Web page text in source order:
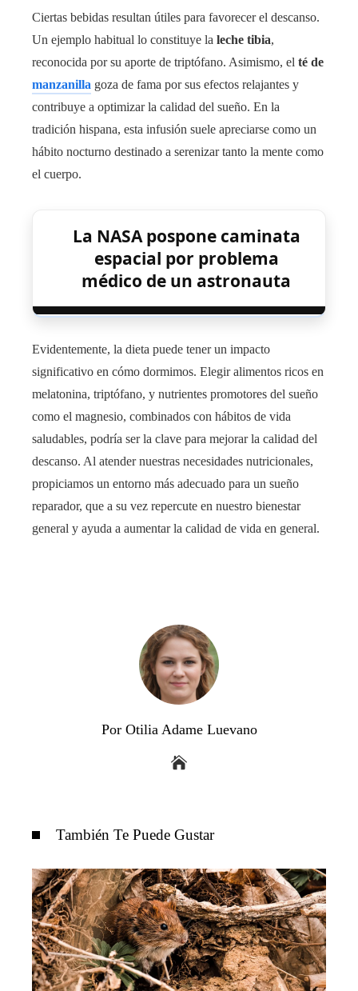
Ciertas bebidas resultan útiles para favorecer el descanso.
Un ejemplo habitual lo constituye la leche tibia,
reconocida por su aporte de triptófano. Asimismo, el té de
manzanilla goza de fama por sus efectos relajantes y
contribuye a optimizar la calidad del sueño. En la
tradición hispana, esta infusión suele apreciarse como un
hábito nocturno destinado a serenizar tanto la mente como
el cuerpo.
La NASA pospone caminata
espacial por problema
médico de un astronauta
Evidentemente, la dieta puede tener un impacto
significativo en cómo dormimos. Elegir alimentos ricos en
melatonina, triptófano, y nutrientes promotores del sueño
como el magnesio, combinados con hábitos de vida
saludables, podría ser la clave para mejorar la calidad del
descanso. Al atender nuestras necesidades nutricionales,
propiciamos un entorno más adecuado para un sueño
reparador, que a su vez repercute en nuestro bienestar
general y ayuda a aumentar la calidad de vida en general.
Por Otilia Adame Luevano
También Te Puede Gustar